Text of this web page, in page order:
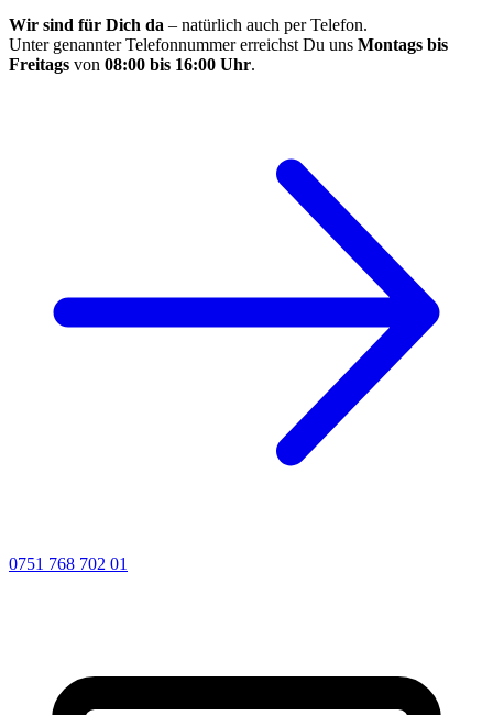
Wir sind für Dich da – natürlich auch per Telefon.
Unter genannter Telefonnummer erreichst Du uns Montags bis
Freitags von 08:00 bis 16:00 Uhr.
0751 768 702 01